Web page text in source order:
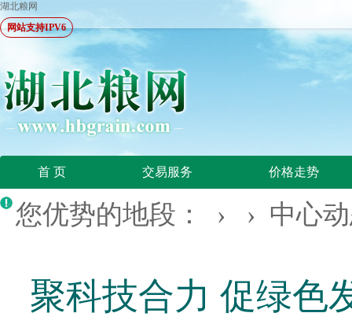
湖北粮网
网站支持IPV6
首 页 交易服务 价格走势
您优势的地段： › › 中心
聚科技合力 促绿